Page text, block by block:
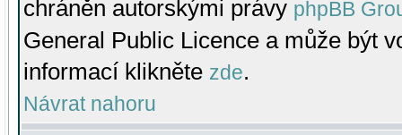
chráněn autorskými právy phpBB
General Public Licence a může být
informací klikněte zde.
Návrat nahoru